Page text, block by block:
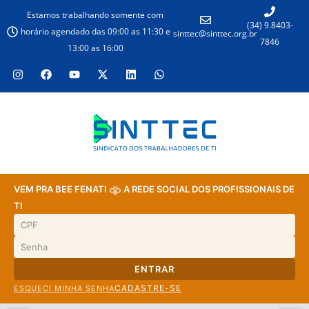
Estamos trabalhando somente com
horário agendado das 09:00 as 11:30 e
13:00 as 16:00
sinttec@sinttec.org.br
(34) 9.8403-
7846
VEM PRA BEE FENATI
A REDE SOCIAL DOS PROFISSIONAIS DE
TI
ENTRAR
ESQUECI MINHA SENHACADASTRE-SE